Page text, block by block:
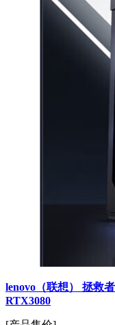
lenovo（联想） 拯救
RTX3080